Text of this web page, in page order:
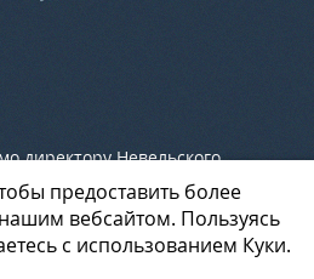
директору Невельского
музея
начальнику отдела культуры
предоставить более
вебсайтом. Пользуясь
с использованием Куки.